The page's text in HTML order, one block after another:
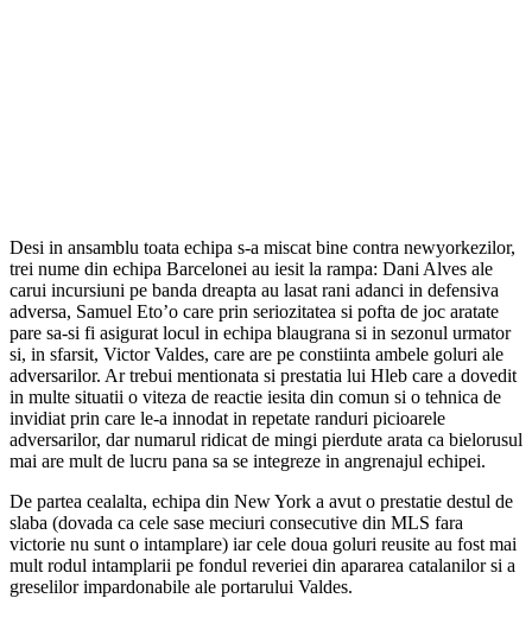
Desi in ansamblu toata echipa s-a miscat bine contra newyorkezilor,
trei nume din echipa Barcelonei au iesit la rampa: Dani Alves ale
carui incursiuni pe banda dreapta au lasat rani adanci in defensiva
adversa, Samuel Eto’o care prin seriozitatea si pofta de joc aratate
pare sa-si fi asigurat locul in echipa blaugrana si in sezonul urmator
si, in sfarsit, Victor Valdes, care are pe constiinta ambele goluri ale
adversarilor. Ar trebui mentionata si prestatia lui Hleb care a dovedit
in multe situatii o viteza de reactie iesita din comun si o tehnica de
invidiat prin care le-a innodat in repetate randuri picioarele
adversarilor, dar numarul ridicat de mingi pierdute arata ca bielorusul
mai are mult de lucru pana sa se integreze in angrenajul echipei.
De partea cealalta, echipa din New York a avut o prestatie destul de
slaba (dovada ca cele sase meciuri consecutive din MLS fara
victorie nu sunt o intamplare) iar cele doua goluri reusite au fost mai
mult rodul intamplarii pe fondul reveriei din apararea catalanilor si a
greselilor impardonabile ale portarului Valdes.